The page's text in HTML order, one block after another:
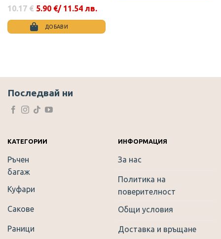
10.17 €
Original
price
10.17 €.
5.90 €
Текущата
цена
5.90 €.
/ 11.54 лв.
ДОБАВИ
variants.
The
may
on
product
page
Последвай ни
КАТЕГОРИИ
Ръчен
багаж
Куфари
Сакове
Раници
ИНФОРМАЦИЯ
За нас
Политика на
поверителност
Общи условия
Доставка и връщане